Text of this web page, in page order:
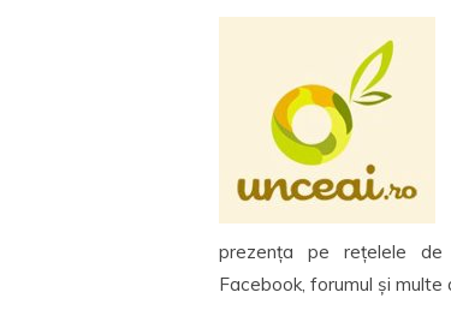
prezența pe rețelele de
Facebook, forumul și multe